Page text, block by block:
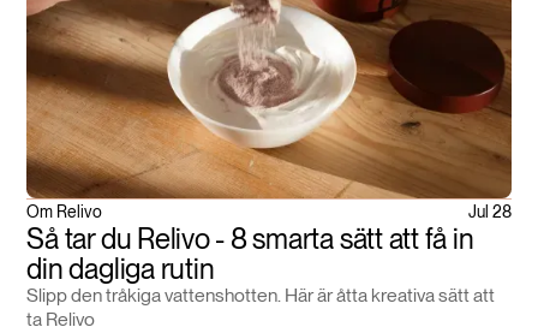
Om Relivo Jul 28
Så tar du Relivo - 8 smarta sätt att få in
din dagliga rutin
Slipp den tråkiga vattenshotten. Här är åtta kreativa sätt att
ta Relivo